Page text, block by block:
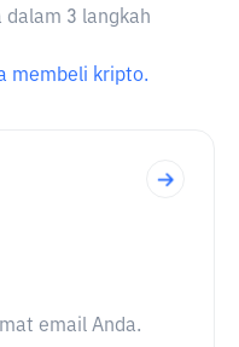
dalam 3 langkah
membeli kripto.
email Anda.